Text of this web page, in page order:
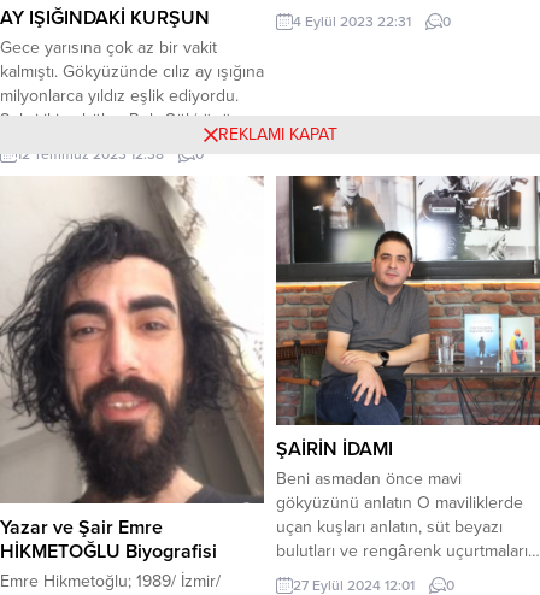
AY IŞIĞINDAKİ KURŞUN
Gece yarısına çok az bir vakit
kalmıştı. Gökyüzünde cılız ay ışığına
milyonlarca yıldız eşlik ediyordu.
Şehri ikiye bölen Ruh Göl ‘ ünün
üstünden geçen faytonlarda oturan
çiftler manzarayı hayranlıkla
izliyordu lâkin kimse nasıl
oluştuğunu hatırlamıyordu. Krallığın
laneti yüzünden geçmişin bıraktığı
herhangi bir izin yaşayanların
beyninde yeri yoktu aynı zamanda
bu...
12 Temmuz 2023 12:38 0
keçi gibi sağmal hayvanlar
beslerler, mevsimine göre bu
ürünleri bulunurdu. Evlerde elektrik
için, özellikle yaz aylarında bu
yiyecekler...
4 Eylül 2023 22:31 0
Yazar ve Şair Emre
HİKMETOĞLU Biyografisi
Emre Hikmetoğlu; 1989/ İzmir/
ŞAİRİN İDAMI
Beni asmadan önce mavi
gökyüzünü anlatın O maviliklerde
uçan kuşları anlatın, süt beyazı
bulutları ve rengârenk uçurtmaları…
Maviliklerde uçmayı öğretin bana
27 Eylül 2024 12:01 0
REKLAMI KAPAT